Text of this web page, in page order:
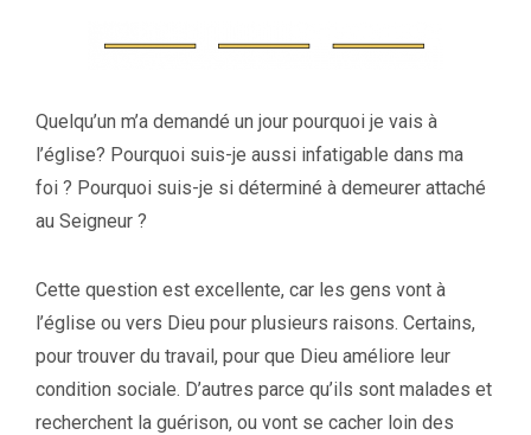
Quelqu’un m’a demandé un jour pourquoi je vais à
l’église? Pourquoi suis-je aussi infatigable dans ma
foi ? Pourquoi suis-je si déterminé à demeurer attaché
au Seigneur ?
Cette question est excellente, car les gens vont à
l’église ou vers Dieu pour plusieurs raisons. Certains,
pour trouver du travail, pour que Dieu améliore leur
condition sociale. D’autres parce qu’ils sont malades et
recherchent la guérison, ou vont se cacher loin des